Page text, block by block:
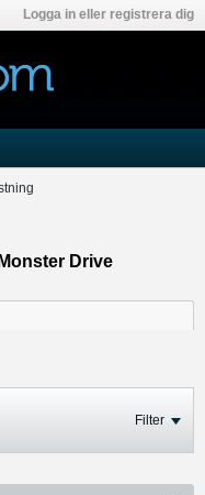
Logga in eller registrera dig
Drive
Filter